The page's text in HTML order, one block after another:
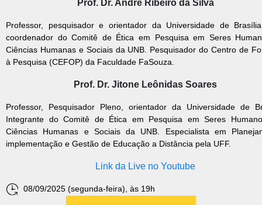
Prof. Dr. André Ribeiro da Silva
Professor, pesquisador e orientador da Universidade de
coordenador do Comitê de Ética em Pesquisa em Seres
Ciências Humanas e Sociais da UNB. Pesquisador do Centro de
à Pesquisa (CEFOP) da Faculdade FaSouza.
Prof. Dr. Jitone Leônidas Soares
Professor, Pesquisador Pleno, orientador da Universidade de
Integrante do Comitê de Ética em Pesquisa em Seres
Ciências Humanas e Sociais da UNB. Especialista em
implementação e Gestão de Educação a Distância pela UFF.
Link da Live no Youtube
08/09/2025 (segunda-feira), às 19h